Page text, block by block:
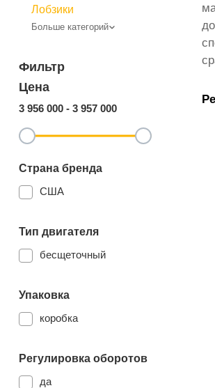
Лобзики
Больше категорий
Фильтр
Цена
3 956 000 - 3 957 000
Страна бренда
США
Тип двигателя
бесщеточный
Упаковка
коробка
Регулировка оборотов
да